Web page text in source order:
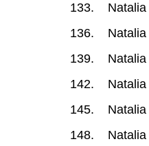
Natalia
Natalia
Natalia
Natalia
Natalia
Natalia